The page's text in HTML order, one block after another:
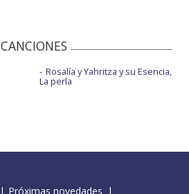
CANCIONES
Rosalía y Yahritza y su Esencia,
La perla
Próximas novedades